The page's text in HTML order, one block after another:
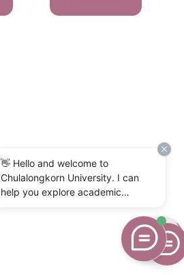
👋 Hello and welcome to
Chulalongkorn University. I can
help you explore academic